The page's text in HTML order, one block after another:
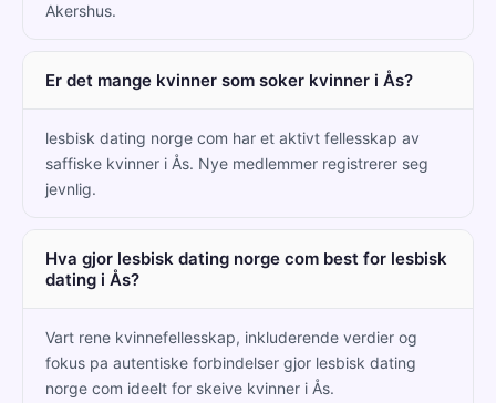
Akershus.
Er det mange kvinner som soker kvinner i Ås?
lesbisk dating norge com har et aktivt fellesskap av
saffiske kvinner i Ås. Nye medlemmer registrerer seg
jevnlig.
Hva gjor lesbisk dating norge com best for lesbisk
dating i Ås?
Vart rene kvinnefellesskap, inkluderende verdier og
fokus pa autentiske forbindelser gjor lesbisk dating
norge com ideelt for skeive kvinner i Ås.